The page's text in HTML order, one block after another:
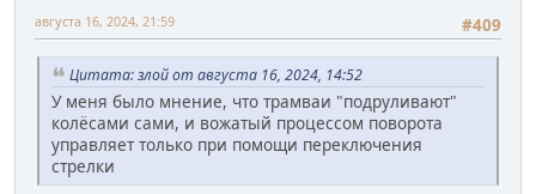
#409
августа 16, 2024, 21:59
Цитата: злой от августа 16, 2024, 14:52
У меня было мнение, что трамваи "подруливают"
колёсами сами, и вожатый процессом поворота
управляет только при помощи переключения
стрелки